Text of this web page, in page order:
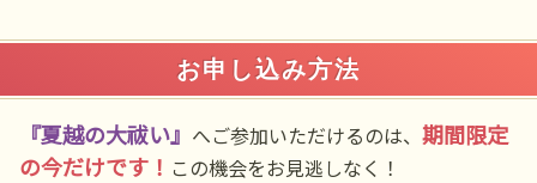
お申し込み方法
『夏越の大祓い』 へご参加いただけるのは、 期間限定
の今だけです！ この機会をお見逃しなく！